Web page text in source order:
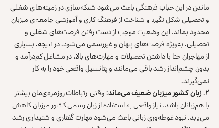
ماندن در این حباب فرهنگی باعث می‌شود شبکه‌سازی در زمینه‌های شغلی
و تحصیلی شکل نگیرد و شناخت از فرهنگ کاری و آموزشی جامعه‌ی میزبان
محدود بماند. این وضعیت موجب از دست رفتن فرصت‌های شغلی و
تحصیلی، به‌ویژه فرصت‌های پنهان و غیررسمی می‌شود. در نتیجه، بسیاری
از مهاجران حتا با داشتن تحصیلات و مهارت‌های بالا، در مشاغل کم‌درآمد و
بدون چشم‌انداز رشد باقی می‌مانند و پتانسیل واقعی خود را به کار
نمی‌گیرند.
۲. زبان کشور میزبان ضعیف می‌ماند: وقتی ارتباطات روزمره‌ی‌مان بیشتر
با هم‌زبانان باشد، نیاز واقعی به استفاده از زبان رسمی کشور میزبان کاهش
می‌یابد. نبود غوطه‌وری زبانی باعث می‌شود مهارت گفتاری و شنیداری رشد